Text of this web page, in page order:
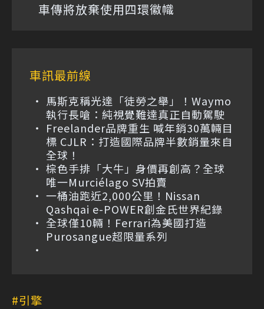
車傳將放棄使用四環徽幟
車訊最前線
馬斯克稱光達「徒勞之舉」！Waymo
執行長嗆：純視覺難達真正自動駕駛
Freelander品牌重生 喊年銷30萬輛目
標 CJLR：打造國際品牌半數銷量來自
全球！
棕色手排「大牛」身價再創高？全球
唯一Murciélago SV拍賣
一桶油跑近2,000公里！Nissan
Qashqai e-POWER創金氏世界紀錄
全球僅10輛！Ferrari為美國打造
Purosangue超限量系列
引擎